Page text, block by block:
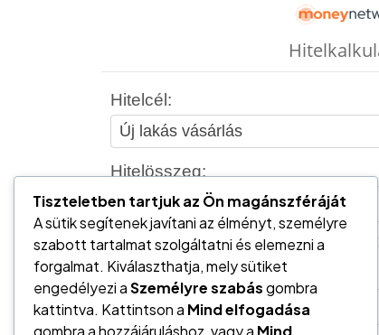
Tiszteletben tartjuk az Ön magánszféráját
A sütik segítenek javítani az élményt, személyre
szabott tartalmat szolgáltatni és elemezni a
forgalmat. Kiválaszthatja, mely sütiket
engedélyezi aSzemélyre szabásgombra
kattintva. Kattintson a Mind elfogadása